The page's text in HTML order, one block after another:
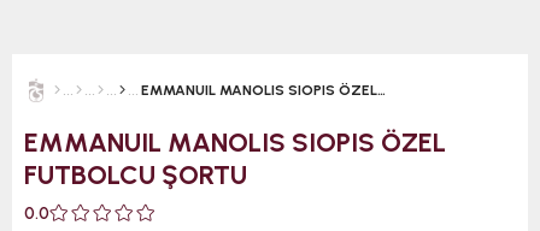
EMMANUIL MANOLIS SIOPIS ÖZEL FUTBOLCU ŞORTU
EMMANUIL MANOLIS SIOPIS ÖZEL
FUTBOLCU ŞORTU
0.0